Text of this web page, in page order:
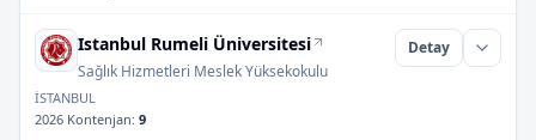
Istanbul Rumeli Üniversitesi
Sağlık Hizmetleri Meslek Yüksekokulu
Detay
İSTANBUL
2026 Kontenjan: 9